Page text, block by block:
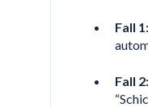
Fall 1:
Fall 2: